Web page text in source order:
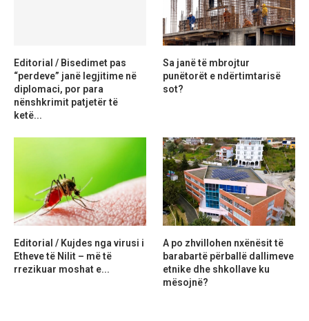
Editorial / Bisedimet pas
“perdeve” janë legjitime në
diplomaci, por para
nënshkrimit patjetër të
ketë...
Sa janë të mbrojtur
punëtorët e ndërtimtarisë
sot?
Editorial / Kujdes nga virusi i
Etheve të Nilit – më të
rrezikuar moshat e...
A po zhvillohen nxënësit të
barabartë përballë dallimeve
etnike dhe shkollave ku
mësojnë?